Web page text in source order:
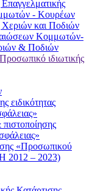
- Κουρέων
Χεριών και Ποδιών
Κομμωτών-
& Ποδιών
ιδιωτικής
ειδικότητας
«Προσωπικού
2012 – 2023)